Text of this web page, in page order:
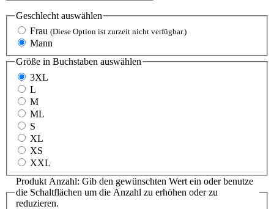
Geschlecht auswählen
Frau (Diese Option ist zurzeit nicht verfügbar.)
Mann
Größe in Buchstaben auswählen
3XL
L
M
ML
S
XL
XS
XXL
Produkt Anzahl: Gib den gewünschten Wert ein oder benutze
die Schaltflächen um die Anzahl zu erhöhen oder zu
reduzieren.